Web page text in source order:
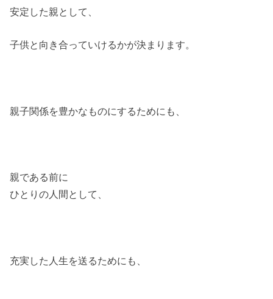
安定した親として、
子供と向き合っていけるかが決まります。
親子関係を豊かなものにするためにも、
親である前に
ひとりの人間として、
充実した人生を送るためにも、